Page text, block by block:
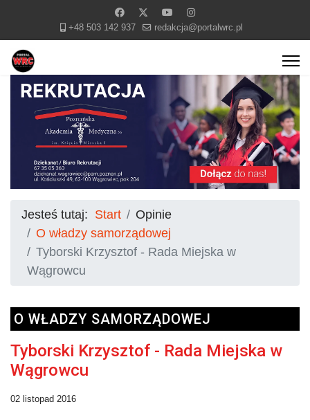
+48 503 142 937 redakcja@portalwrc.pl
Jesteś tutaj: Start
Opinie
O władzy samorządowej
Tyborski Krzysztof - Rada Miejska w
Wągrowcu
O WŁADZY SAMORZĄDOWEJ
Tyborski Krzysztof - Rada Miejska w
Wągrowcu
02 listopad 2016